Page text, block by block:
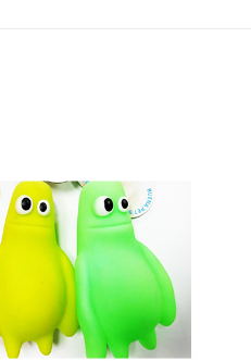
souhaits